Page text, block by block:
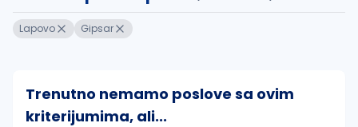
Lapovo Gipsar
Trenutno nemamo poslove sa ovim
kriterijumima, ali...